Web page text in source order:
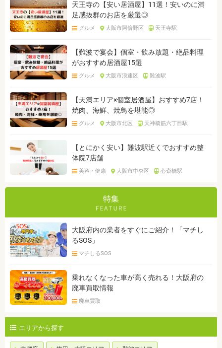
天王寺の【安い居酒屋】11選！安いのに満
足感抜群のお店を厳選◎
グルメ 大阪市阿倍野区 天王寺駅
【難波で宴会】個室・飲み放題・絶品料理
がおすすめ居酒屋15選
グルメ 大阪市浪速区 難波駅
【天満エリア×個室居酒屋】おすすめ7店！
焼肉、海鮮、焼鳥を堪能◎
グルメ 大阪市北区 天神橋筋六丁目駅
【とにかく安い】難波駅近くでおすすめ整
体院7店舗
美容・健康 大阪市中央区 心斎橋駅
特集
大阪府内の業者をすぐにご紹介！「マチし
るSOS」
マチしるSOS
乗れなくなった車が高く売れる！大阪府の
廃車買取情報
廃車買取
エリアから探す